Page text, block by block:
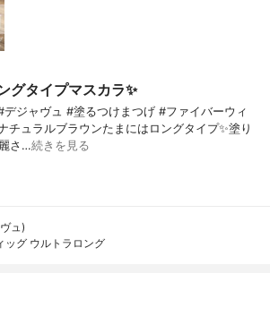
グタイプマスカラ✨
ジャヴュ #塗るつけまつげ #ファイバーウィ
チュラルブラウンたまにはロングタイプ✨塗り
さ…続きを見る
ュ)
ッグ ウルトラロング